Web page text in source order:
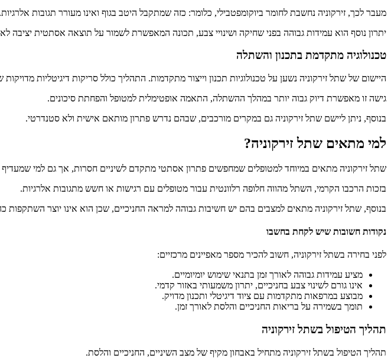
מעבר לכך, זירקוניה נחשבת לחומר ביוקומפטבילי, כלומר: כזה שמתקבל היטב בגוף ואינו מעורר תגובות אלרגיות.
יתרון נוסף הוא עמידות גבוהה בפני שחיקה ושינויי צבע, תכונה המאפשרת לשמור על תוצאה אסתטית יציבה
טכנולוגיה מתקדמת בתכנון והשתלה
היישום של שתל זירקוניה נשען על טכנולוגיות תכנון וייצור מתקדמות. התהליך כולל סריקות דיגיטליות
גישה זו מאפשרת דיוק גבוה יותר במהלך ההשתלה, התאמה אופטימלית למטופל והפחתת סיכונים.
בנוסף, ניתן ליישם שתל זירקוניה גם במקרים מורכבים, שבהם נדרש פתרון מותאם אישית ולא סטנדרטי.
למי מתאים שתל זירקוניה?
שתל זירקוניה מתאים במיוחד למטופלים שמחפשים פתרון אסתטי מתקדם לשיניים חסרות, אך גם למי
בזכות הרכבו הקרמי, השתל מהווה חלופה רלוונטית עבור מטופלים עם רגישות או חשש מתגובות אלרגיות.
בנוסף, שתל זירקוניה מתאים למצבים בהם יש חשיבות גבוהה למראה החניכיים, שכן הוא אינו יוצר השתקפות
נקודות חשובות שיש לקחת בחשבו
לפני בחירה בשתל זירקוניה, חשוב להכיר מספר מאפיינים מרכזיים:
מציע עמידות גבוהה לאורך זמן בתנאי שימוש יומיומיים.
אינו גורם לשינוי צבע בחניכיים, יתרון משמעותי באזור קדמי.
מבוצע במרפאות מתקדמות עם ציוד דיגיטלי ותכנון מדויק.
תומך בשמירה על בריאות החניכיים והלסת לאורך זמן.
תהליך הטיפול בשתל זירקוניה
תהליך הטיפול בשתל זירקוניה מתחיל באבחון מקיף של מצב השיניים, החניכיים והלסת.